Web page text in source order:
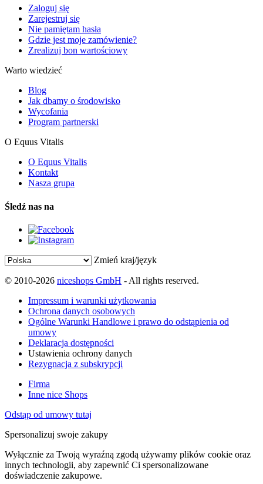
Zaloguj się
Zarejestruj się
Nie pamiętam hasła
Gdzie jest moje zamówienie?
Zrealizuj bon wartościowy
Warto wiedzieć
Blog
Jak dbamy o środowisko
Wycofania
Program partnerski
O Equus Vitalis
O Equus Vitalis
Kontakt
Nasza grupa
Śledź nas na
Zmień kraj/język
© 2010-2026 niceshops GmbH - All rights reserved.
Impressum i warunki użytkowania
Ochrona danych osobowych
Ogólne Warunki Handlowe i prawo do odstąpienia od
umowy
Deklaracja dostępności
Ustawienia ochrony danych
Rezygnacja z subskrypcji
Firma
Inne nice Shops
Odstąp od umowy tutaj
Spersonalizuj swoje zakupy
Wyłącznie za Twoją wyraźną zgodą używamy plików cookie oraz
innych technologii, aby zapewnić Ci spersonalizowane
doświadczenie zakupowe.